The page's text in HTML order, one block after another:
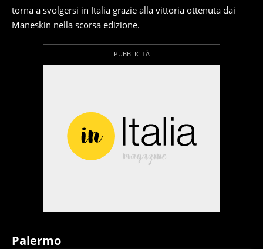
torna a svolgersi in Italia grazie alla vittoria ottenuta dai
Maneskin nella scorsa edizione.
Palermo